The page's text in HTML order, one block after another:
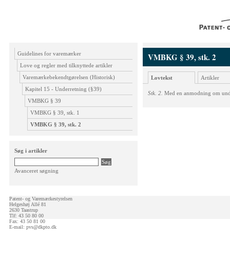
Guidelines for varemærker
Love og regler med tilknyttede artikler
Varemærkebekendtgørelsen (Historisk)
Kapitel 15 - Underretning (§39)
VMBKG § 39
VMBKG § 39, stk. 1
VMBKG § 39, stk. 2
Søg i artikler
Avanceret søgning
VMBKG § 39, stk. 2
Lovtekst Artikler
Stk. 2. Med en anmodning om
Patent- og Varemærkestyrelsen
Helgeshøj Allé 81
2630 Taastrup
Tlf: 43 50 80 00
Fax: 43 50 81 00
E-mail: pvs@dkpto.dk